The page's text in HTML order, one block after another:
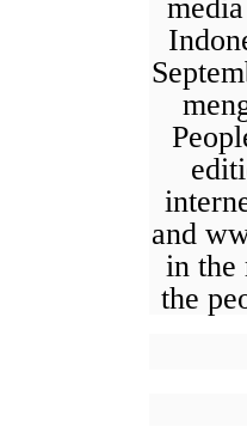
Antar BPD,
Jasa Remitansi
terus memperkuat
Daerah (BPD) guna
berdaya saing. Salah...
and
in the
the